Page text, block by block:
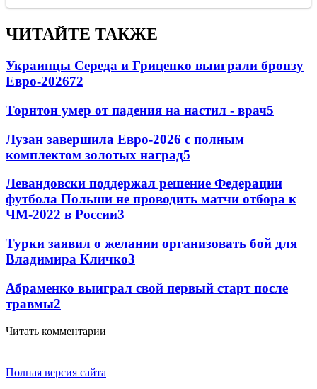
ЧИТАЙТЕ ТАКЖЕ
Украинцы Середа и Гриценко выиграли бронзу
Евро-202672
Торнтон умер от падения на настил - врач5
Лузан завершила Евро-2026 с полным
комплектом золотых наград5
Левандовски поддержал решение Федерации
футбола Польши не проводить матчи отбора к
ЧМ-2022 в России3
Турки заявил о желании организовать бой для
Владимира Кличко3
Абраменко выиграл свой первый старт после
травмы2
Читать комментарии
Полная версия сайта